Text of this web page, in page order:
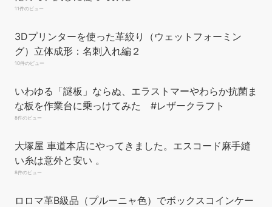
￥1,672 ￥1,444
サイズ:12×9cm 数量:1個 種類: 単品
Amazon.co.jpで買う
サムコス コバ磨き 黒檀製 レザークラフト レザースティック ヘ
具 （ブラウン）
11件のビュー
3Dプリンターを使った革絞り（ウェットフォーミン
グ）立体成形：名刺入れ編２
10件のビュー
いわゆる「謎板」ならぬ、エラストマーやわらか抗菌ま
な板を作業台に乗っけてみた #レザークラフト
8件のビュー
大塚屋 車道本店にやってきました。エスコード麻手縫
い糸は意外と安い 。
8件のビュー
ロロマ革B級品（プルーニャ色）でボックスコインケー